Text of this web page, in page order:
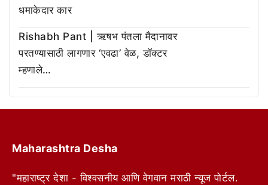
धमाकेदार कार
Rishabh Pant | ऋषभ पंतला मैदानावर
परतण्यासाठी लागणार ‘एवढा’ वेळ, डॉक्टर
म्हणाले…
Maharashtra Desha
"महाराष्ट्र देशा - विश्वसनीय आणि वेगवान मराठी न्यूज पोर्टल.